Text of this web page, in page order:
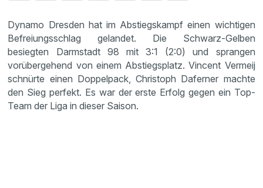
Dynamo Dresden hat im Abstiegskampf einen wichtigen
Befreiungsschlag gelandet. Die Schwarz-Gelben
besiegten Darmstadt 98 mit 3:1 (2:0) und sprangen
vorübergehend von einem Abstiegsplatz. Vincent Vermeij
schnürte einen Doppelpack, Christoph Daferner machte
den Sieg perfekt. Es war der erste Erfolg gegen ein Top-
Team der Liga in dieser Saison.